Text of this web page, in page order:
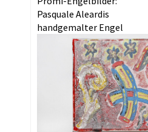
Pasquale Aleardis
handgemalter Engel